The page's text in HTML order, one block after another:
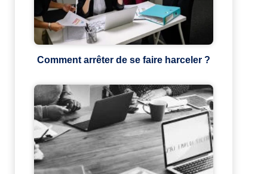
Comment arrêter de se faire harceler ?